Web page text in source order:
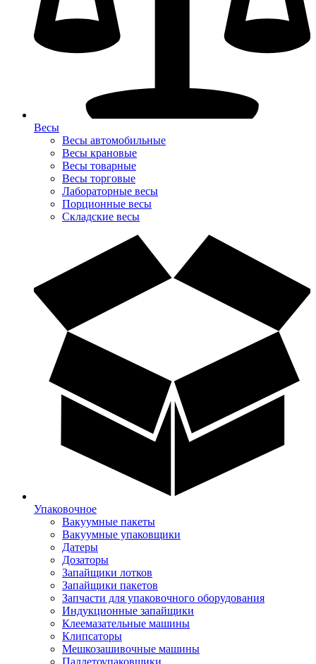
Весы
Весы автомобильные
Весы крановые
Весы товарные
Весы торговые
Лабораторные весы
Порционные весы
Складские весы
Упаковочное
Вакуумные пакеты
Вакуумные упаковщики
Датеры
Дозаторы
Запайщики лотков
Запайщики пакетов
Запчасти для упаковочного оборудования
Индукционные запайщики
Клеемазательные машины
Клипсаторы
Мешкозашивочные машины
Паллетоупаковщики